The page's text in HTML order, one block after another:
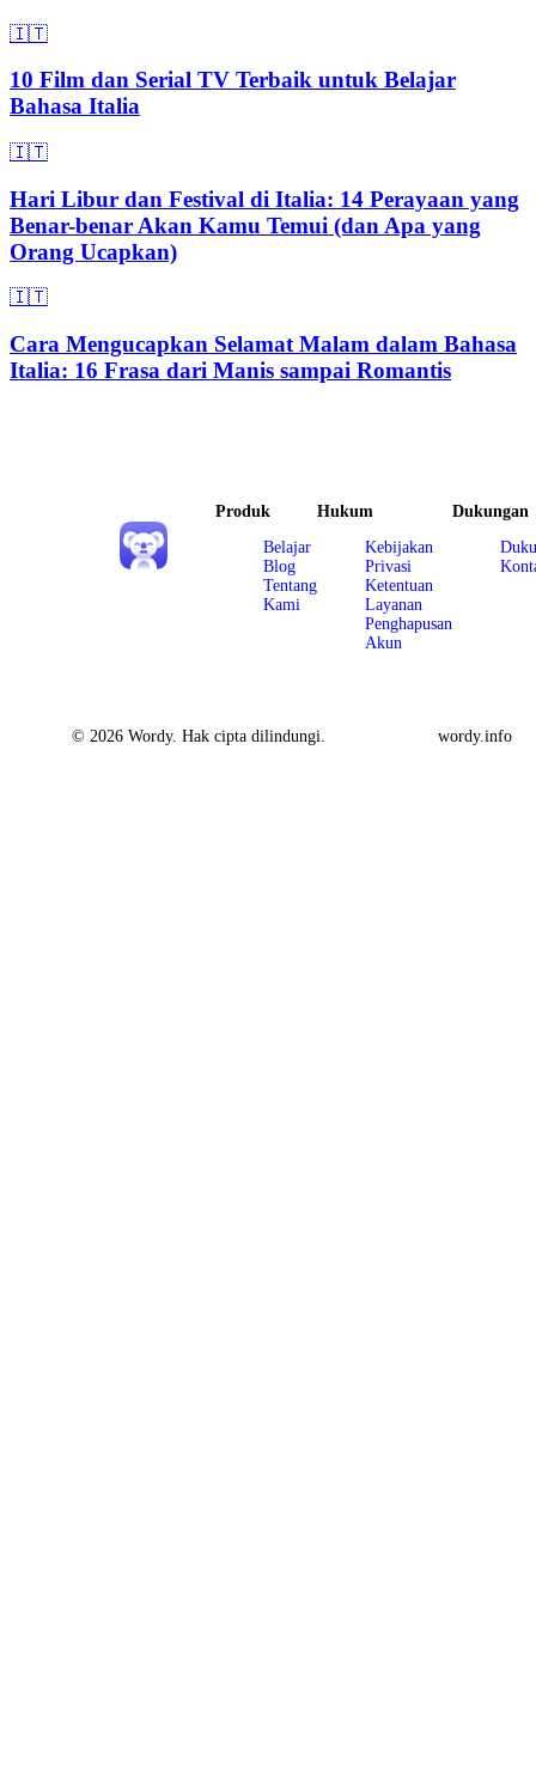
🇮🇹
10 Film dan Serial TV Terbaik untuk Belajar
Bahasa Italia
🇮🇹
Hari Libur dan Festival di Italia: 14 Perayaan yang
Benar-benar Akan Kamu Temui (dan Apa yang
Orang Ucapkan)
🇮🇹
Cara Mengucapkan Selamat Malam dalam Bahasa
Italia: 16 Frasa dari Manis sampai Romantis
Produk
Belajar
Blog
Tentang
Kami
Hukum
Kebijakan
Privasi
Ketentuan
Layanan
Penghapusan
Akun
Dukungan
© 2026 Wordy. Hak cipta dilindungi. wordy.info